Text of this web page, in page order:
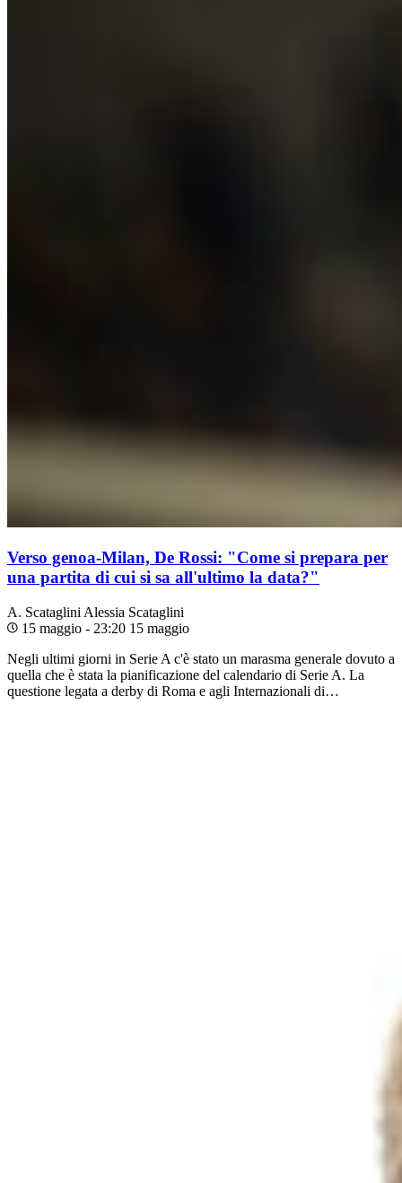
Verso genoa-Milan, De Rossi: "Come si prepara per
una partita di cui si sa all'ultimo la data?"
A. Scataglini Alessia Scataglini
15 maggio - 23:20 15 maggio
Negli ultimi giorni in Serie A c'è stato un marasma generale dovuto a
quella che è stata la pianificazione del calendario di Serie A. La
questione legata a derby di Roma e agli Internazionali di…